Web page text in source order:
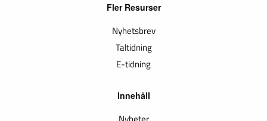
Fler Resurser
Nyhetsbrev
Taltidning
E-tidning
Innehåll